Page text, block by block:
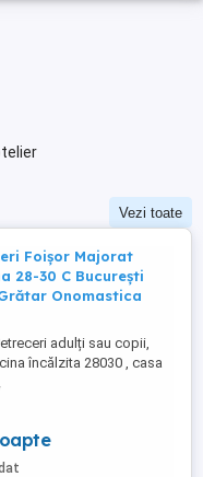
Vezi toate
Foișor Majorat
28-30 C București
Onomastica
adulți sau copii,
încălzita 28030 , casa
lângă București ( Berceni-
Bolt ,pentru cazare
copii, pool party ,
, botezuri, team building
foto, clipuri video, ...